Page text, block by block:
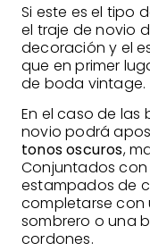
Si este es el tipo
el traje de novio
decoración y el
que en primer
de boda vintage.
En el caso de las
novio podrá
tonos oscuros,
Conjuntados
estampados de
completarse con
sombrero o una
cordones.